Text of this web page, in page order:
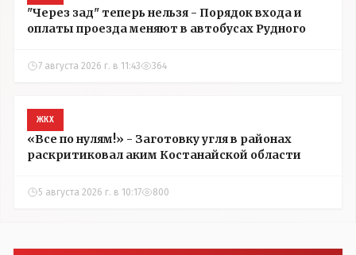
"Через зад" теперь нельзя - Порядок входа и
оплаты проезда меняют в автобусах Рудного
7 августа 2026 г. в 11:43 364
ЖКХ
«Все по нулям!» - Заготовку угля в районах
раскритиковал аким Костанайской области
5 августа 2026 г. в 10:17 800